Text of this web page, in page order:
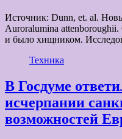
Источник: Dunn, et. al.
Auroralumina
и было хищником.
Техника
В Госдуме
исчерпании
возможностей